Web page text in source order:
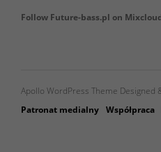
Follow Future-bass.pl on
Apollo WordPress Theme Designed
Patronat medialny Współpraca